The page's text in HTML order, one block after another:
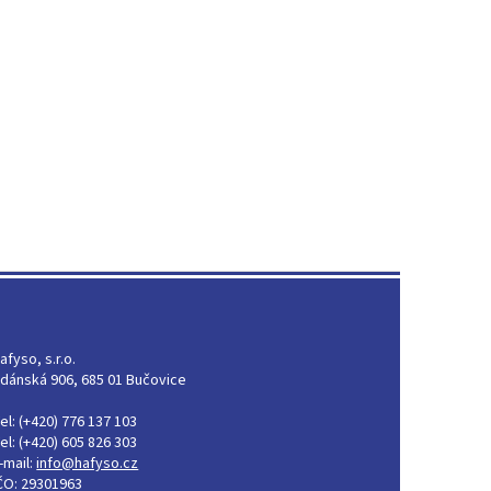
s.r.o.
906, 685 01 Bučovice
(+420) 776 137 103
(+420) 605 826 303
mail:info@hafyso.cz
29301963